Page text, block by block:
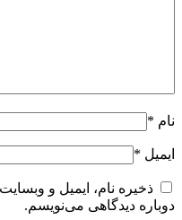
نام *
ایمیل *
ذخیره نام، ایمیل و
دوباره دیدگاهی می‌نویسم.